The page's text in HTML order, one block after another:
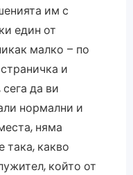
им с
един от
малко – по
и
да ви
нормални и
няма
така, какво
който от